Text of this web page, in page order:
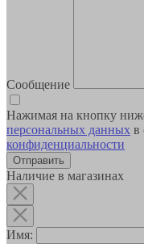
Сообщение
Нажимая на кнопку
персональных данных в
конфиденциальности
Наличие в магазинах
Имя: